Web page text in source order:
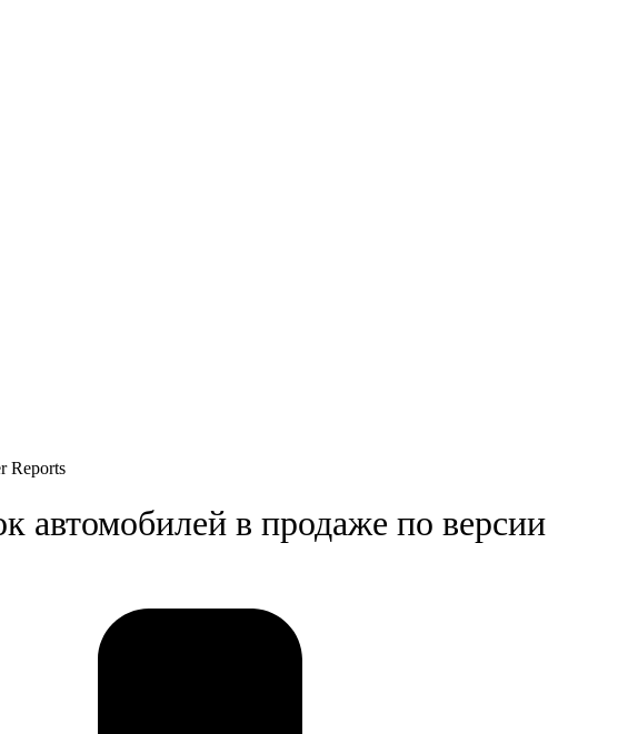
Reports
автомобилей в продаже по версии